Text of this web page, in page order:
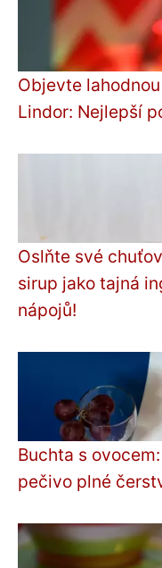
Objevte
Lindor: Nejlepší
Oslňte své
sirup jako tajná
nápojů!
Buchta s
pečivo plné